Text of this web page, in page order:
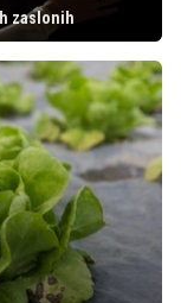
zaslonih